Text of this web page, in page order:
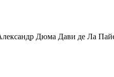
Дюма Дави де Ла